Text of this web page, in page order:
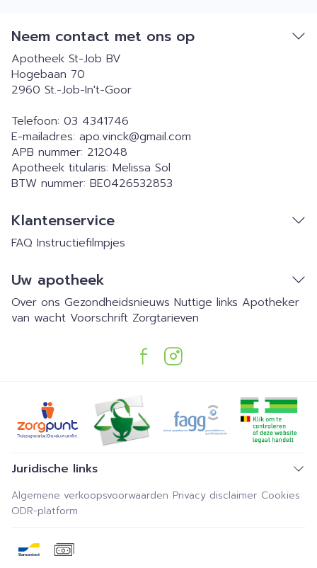
Neem contact met ons op
Apotheek St-Job BV
Hogebaan 70
2960 St.-Job-In't-Goor
Telefoon: 03 4341746
E-mailadres: apo.vinck@gmail.com
APB nummer: 212048
Apotheek titularis: Melissa Sol
BTW nummer: BE0426532853
Klantenservice
FAQ Instructiefilmpjes
Uw apotheek
Over ons Gezondheidsnieuws Nuttige links Apotheker
van wacht Voorschrift Zorgtarieven
Juridische links
Algemene verkoopsvoorwaarden Privacy disclaimer Cookies
ODR-platform